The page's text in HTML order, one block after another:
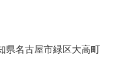
名古屋市緑区大高町